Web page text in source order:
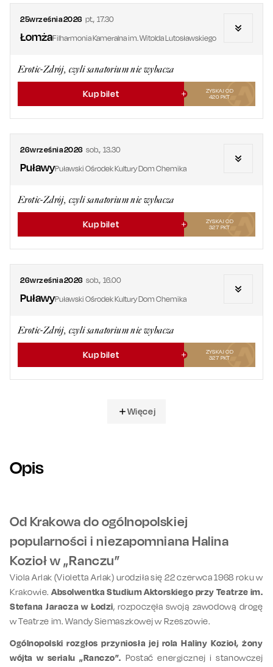
25września2026 pt., 17.30
ŁomżaFilharmonia Kameralna im. Witolda Lutosławskiego
Erotic-Zdrój, czyli sanatorium nie wybacza
Kup bilet
ZYSKAJ OD
420 PKT
26września2026 sob., 13.30
PuławyPuławski Ośrodek Kultury Dom Chemika
Erotic-Zdrój, czyli sanatorium nie wybacza
Kup bilet
ZYSKAJ OD
327 PKT
26września2026 sob., 16.00
PuławyPuławski Ośrodek Kultury Dom Chemika
Erotic-Zdrój, czyli sanatorium nie wybacza
Kup bilet
ZYSKAJ OD
327 PKT
Więcej
Opis
Od Krakowa do ogólnopolskiej
popularności i niezapomniana Halina
Kozioł w „Ranczu”
Viola Arlak (Violetta Arlak) urodziła się 22 czerwca 1968 roku w
Krakowie. Absolwentka Studium Aktorskiego przy Teatrze im.
Stefana Jaracza w Łodzi, rozpoczęła swoją zawodową drogę
w Teatrze im. Wandy Siemaszkowej w Rzeszowie.
Ogólnopolski rozgłos przyniosła jej rola Haliny Kozioł, żony
wójta w serialu „Ranczo”. Postać energicznej i stanowczej